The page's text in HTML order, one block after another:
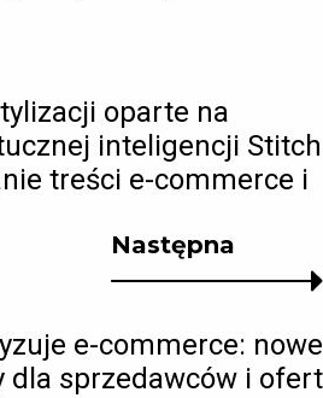
Następna
e-commerce: nowe
dla sprzedawców i ofert
oparte na
inteligencji Stitch
treści e-commerce i